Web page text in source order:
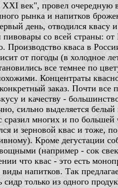
век", провел очередную
рынка и напитков
день, отводился квасу
со всей страны:
Производство кваса в
от погоды (в холодное
все темнее по
Концентраты
заказ. Почти все
и качеству -
сильно выделяется
многих и по
и зерновой квас и тоже,
Кроме дегустации
(например - сок
что квас - это есть
напитков. Так
только из одного